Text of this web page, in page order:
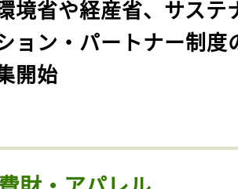
境省や経産省、サステ
ョン・パートナー制度
開始